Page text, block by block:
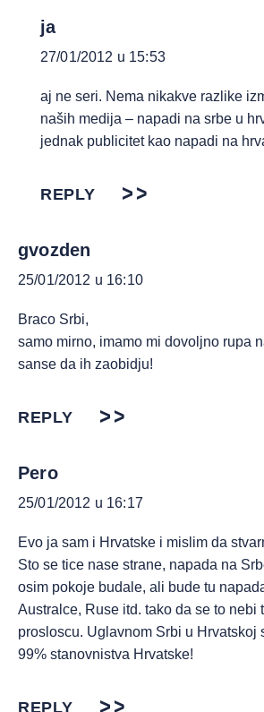
ja
27/01/2012 u 15:53
aj ne seri. Nema nikakve razlike
naših medija – napadi na srbe u
jednak publicitet kao napadi na
REPLY
gvozden
25/01/2012 u 16:10
Braco Srbi,
samo mirno, imamo mi dovoljno rupa
sanse da ih zaobidju!
REPLY
Pero
25/01/2012 u 16:17
Evo ja sam i Hrvatske i mislim da
Sto se tice nase strane, napada na
osim pokoje budale, ali bude tu
Australce, Ruse itd. tako da se to nebi
prosloscu. Uglavnom Srbi u Hrvatskoj
99% stanovnistva Hrvatske!
REPLY